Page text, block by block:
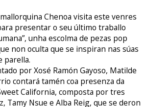
Chenoa visita este venres
presentar o seu último traballo
unha escolma de pezas pop
non oculta que se inspiran nas súas
parella.
por Xosé Ramón Gayoso, Matilde
contará tamén coa presenza da
California, composta por tres
Tamy Nsue e Alba Reig, que se deron